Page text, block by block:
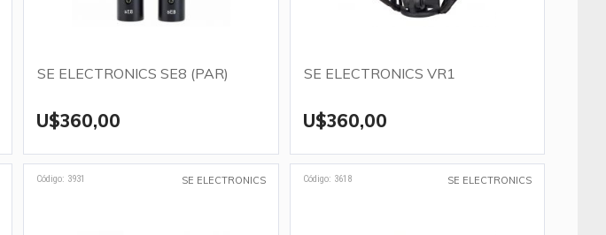
SE ELECTRONICS SE8 (PAR)
U$360,00
SE ELECTRONICS VR1
U$360,00
Código: 3931 SE ELECTRONICS Código: 3618 SE ELECTRONICS